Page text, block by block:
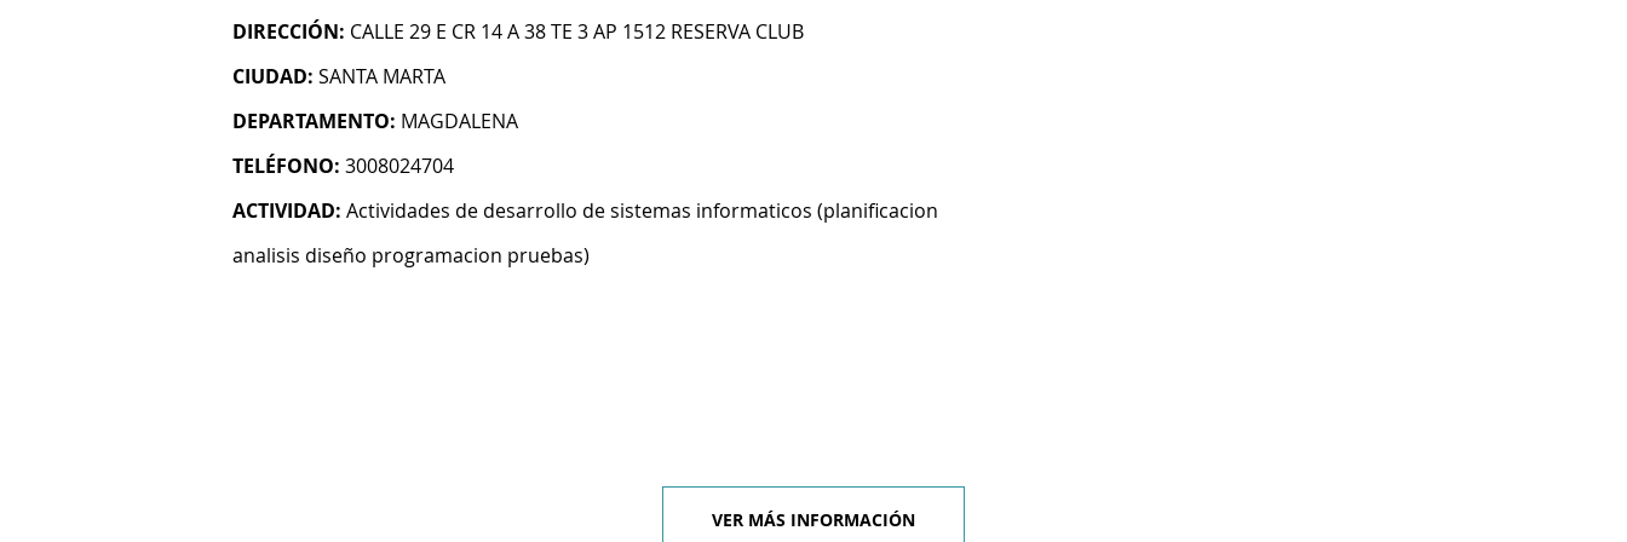
DIRECCIÓN: CALLE 29 E CR 14 A 38 TE 3 AP 1512 RESERVA CLUB
CIUDAD: SANTA MARTA
DEPARTAMENTO: MAGDALENA
TELÉFONO: 3008024704
ACTIVIDAD: Actividades de desarrollo de sistemas informaticos (planificacion
analisis diseño programacion pruebas)
VER MÁS INFORMACIÓN